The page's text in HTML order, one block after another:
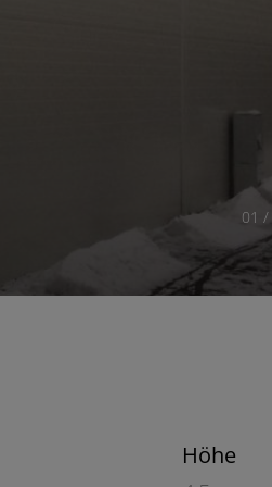
01 /
Höhe